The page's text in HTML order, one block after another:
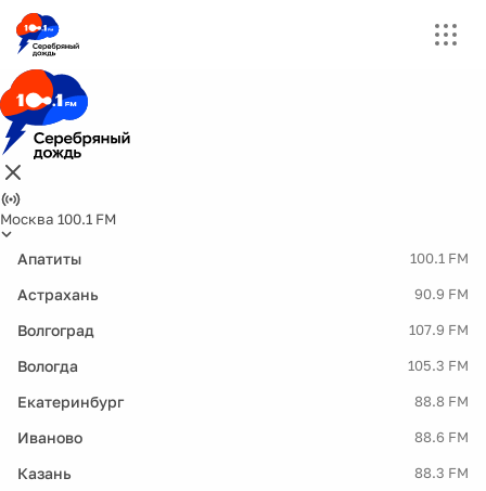
Москва 100.1 FM
Апатиты 100.1 FM
Астрахань 90.9 FM
Волгоград 107.9 FM
Вологда 105.3 FM
Екатеринбург 88.8 FM
Иваново 88.6 FM
Казань 88.3 FM